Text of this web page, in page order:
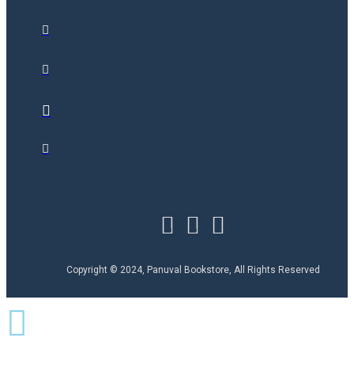
Copyright © 2024, Panuval Bookstore, All Rights Reserved